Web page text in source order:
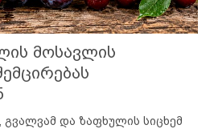
მოსავლის
გვალვამ და ზაფხულის სიცხემ